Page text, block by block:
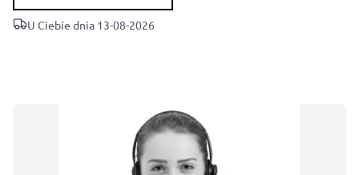
U Ciebie dnia 13-08-2026